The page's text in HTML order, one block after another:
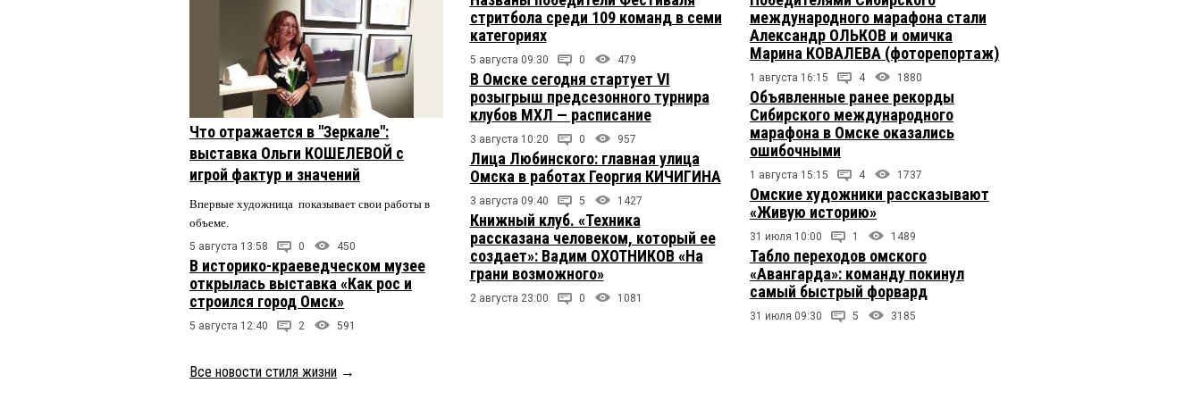
Что отражается в "Зеркале":
выставка Ольги КОШЕЛЕВОЙ с
игрой фактур и значений
Впервые художница показывает свои работы в
объеме.
5 августа 13:58 0 450
В историко-краеведческом музее
открылась выставка «Как рос и
строился город Омск»
5 августа 12:40 2 591
стритбола среди 109 команд в семи
категориях
5 августа 09:30 0 479
В Омске сегодня стартует VI
розыгрыш предсезонного турнира
клубов МХЛ — расписание
3 августа 10:20 0 957
Лица Любинского: главная улица
Омска в работах Георгия КИЧИГИНА
3 августа 09:40 5 1427
Книжный клуб. «Техника
рассказана человеком, который ее
создает»: Вадим ОХОТНИКОВ «На
грани возможного»
2 августа 23:00 0 1081
международного марафона стали
Александр ОЛЬКОВ и омичка
Марина КОВАЛЕВА (фоторепортаж)
1 августа 16:15 4 1880
Объявленные ранее рекорды
Сибирского международного
марафона в Омске оказались
ошибочными
1 августа 15:15 4 1737
Омские художники рассказывают
«Живую историю»
31 июля 10:00 1 1489
Табло переходов омского
«Авангарда»: команду покинул
самый быстрый форвард
31 июля 09:30 5 3185
Все новости стиля жизни →